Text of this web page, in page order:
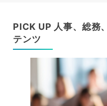
PICK UP 人事、総務
テンツ